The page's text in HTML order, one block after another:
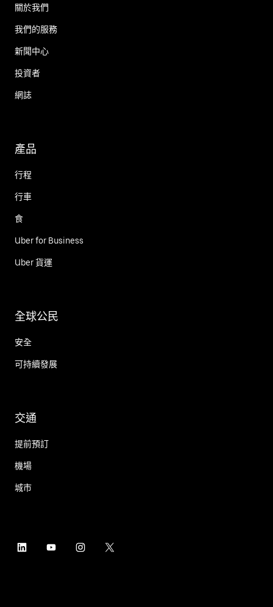
關於我們
我們的服務
新聞中心
投資者
網誌
產品
行程
行車
食
Uber for Business
Uber 貨運
全球公民
安全
可持續發展
交通
提前預訂
機場
城市